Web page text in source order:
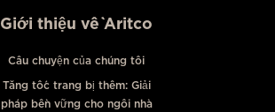
Giới thiệu về Aritco
Câu chuyện của chúng tôi
Tăng tốc trang bị thêm: Giải
pháp bền vững cho ngôi nhà